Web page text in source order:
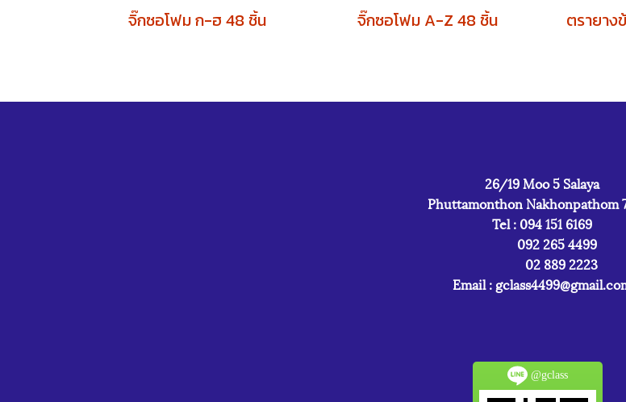
จิ๊กซอโฟม ก-ฮ 48 ชิ้น จิ๊กซอโฟม A-Z 48 ชิ้น
26/19 Moo 5 Salaya
Phuttamonthon Nakhonpathom
Tel : 094 151 6169
092 265 4499
02 889 2223
Email :
@gclass